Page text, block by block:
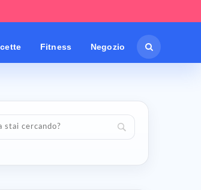
Fitness Negozio